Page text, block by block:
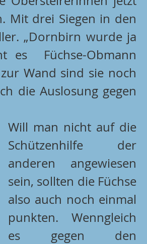
Mit drei Siegen in den
„Dornbirn wurde ja
Wand sind sie noch
die Auslosung gegen
Will man nicht auf die
Schützenhilfe der
anderen angewiesen
sein, sollten die Füchse
also auch noch einmal
punkten. Wenngleich
es gegen den